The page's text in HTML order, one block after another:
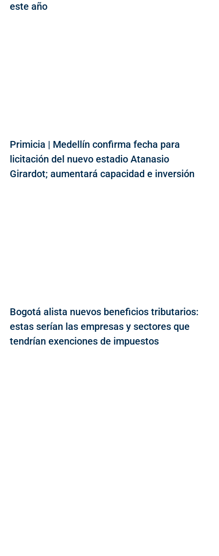
este año
Primicia | Medellín confirma fecha para
licitación del nuevo estadio Atanasio
Girardot; aumentará capacidad e inversión
Bogotá alista nuevos beneficios tributarios:
estas serían las empresas y sectores que
tendrían exenciones de impuestos